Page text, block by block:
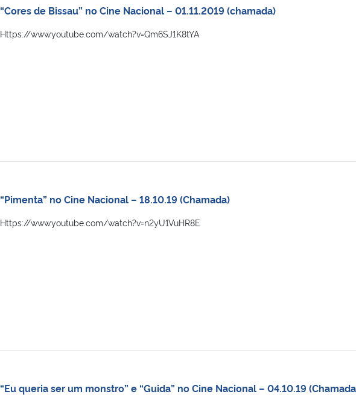
“Cores de Bissau” no Cine Nacional – 01.11.2019 (chamada)
Https://www.youtube.com/watch?v=Qm6SJ1K8tYA
“Pimenta” no Cine Nacional – 18.10.19 (Chamada)
Https://www.youtube.com/watch?v=n2yU1VuHR8E
“Eu queria ser um monstro” e “Guida” no Cine Nacional – 04.10.19